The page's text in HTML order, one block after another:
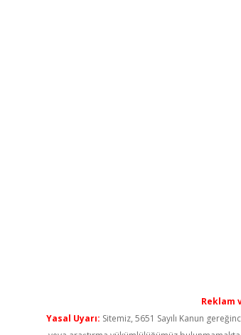
Reklam
Yasal Uyarı: Sitemiz, 5651 Sayılı Kanun